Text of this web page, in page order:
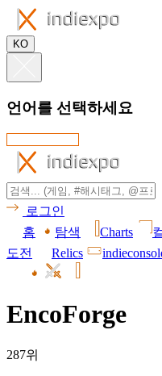
KO
언어를 선택하세요
로그인
홈
탐색 Charts
도전
Relics
EncoForge
287위